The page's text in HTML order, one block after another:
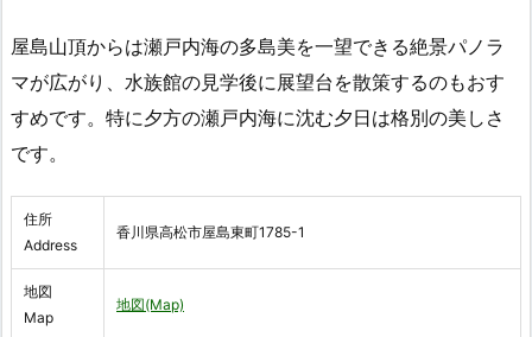
屋島山頂からは瀬戸内海の多島美を一望できる絶景パノラ
マが広がり、水族館の見学後に展望台を散策するのもおす
すめです。特に夕方の瀬戸内海に沈む夕日は格別の美しさ
です。
住所
Address
香川県高松市屋島東町1785-1
地図
Map
地図(Map)